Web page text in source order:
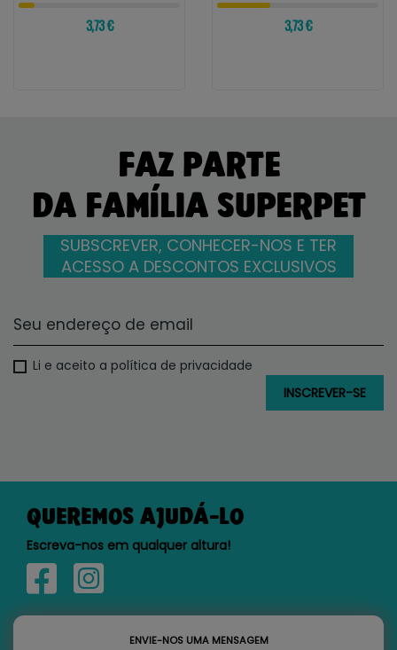
3,73 € 3,73 €
FAZ PARTE
DA FAMÍLIA SUPERPET
SUBSCREVER, CONHECER-NOS E TER
ACESSO A DESCONTOS EXCLUSIVOS
Li e aceito a política de privacidade
QUEREMOS AJUDÁ-LO
Escreva-nos em qualquer altura!
ENVIE-NOS UMA MENSAGEM